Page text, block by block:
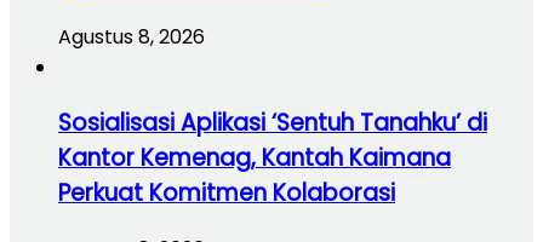
Agustus 8, 2026
Sosialisasi Aplikasi ‘Sentuh Tanahku’ di
Kantor Kemenag, Kantah Kaimana
Perkuat Komitmen Kolaborasi